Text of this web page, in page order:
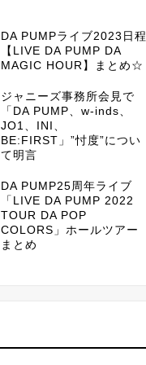
DA PUMPライブ2023日程
【LIVE DA PUMP DA
MAGIC HOUR】まとめ☆
ジャニーズ事務所会見で
「DA PUMP、w-inds、
JO1、INI、
BE:FIRST」”忖度”につい
て明言
DA PUMP25周年ライブ
「LIVE DA PUMP 2022
TOUR DA POP
COLORS」ホールツアー
まとめ